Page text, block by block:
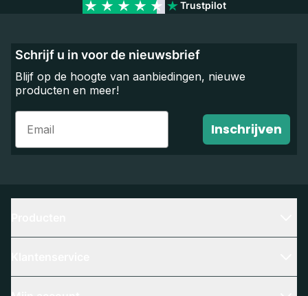
Trustpilot
Schrijf u in voor de nieuwsbrief
Blijf op de hoogte van aanbiedingen, nieuwe
producten en meer!
Email
Inschrijven